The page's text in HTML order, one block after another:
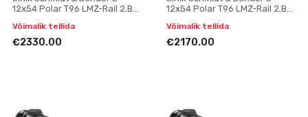
12x54 Polar T96 LMZ-Rail 2.BE
Võimalik tellida
€2330.00
12x54 Polar T96 LMZ-Rail 2.BE
Võimalik tellida
€2170.00